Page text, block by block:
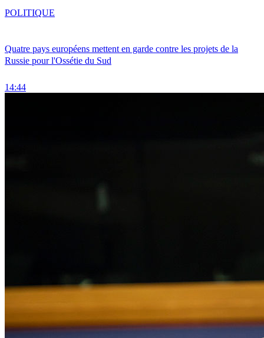
Quatre pays européens mettent en garde contre les projets de la
Russie pour l'Ossétie du Sud
14:44
POLITIQUE